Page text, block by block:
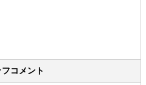
フコメント